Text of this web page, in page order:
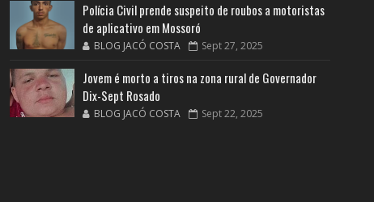
Polícia Civil prende suspeito de roubos a motoristas
de aplicativo em Mossoró
BLOG JACÓ COSTA Sept 27, 2025
Jovem é morto a tiros na zona rural de Governador
Dix-Sept Rosado
BLOG JACÓ COSTA Sept 22, 2025